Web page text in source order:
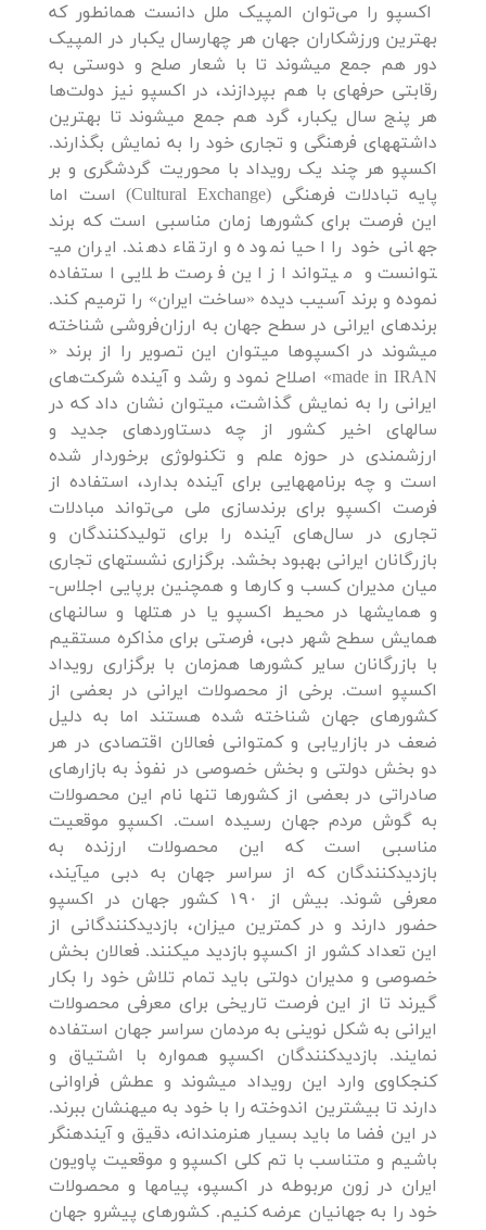
اکسپو را می‌توان المپیک ملل دانست همانطور که
بهترین ورزشکاران جهان هر چهارسال یکبار در المپیک
دور هم جمع می­شوند تا با شعار صلح و دوستی به
رقابتی حرفه­ای با هم بپردازند، در اکسپو نیز دولت‌ها
هر پنج سال یکبار، گرد هم جمع می­شوند تا بهترین
داشته­های فرهنگی و تجاری خود را به نمایش بگذارند.
اکسپو هر چند یک رویداد با محوریت گردشگری و بر
پایه تبادلات فرهنگی (Cultural Exchange) است اما
این فرصت برای کشورها زمان مناسبی است که برند
جهانی خود را احیا نموده و ارتقاء دهند. ایران می­
توانست و می­تواند از این فرصت طلایی استفاده
نموده و برند آسیب دیده «ساخت ایران» را ترمیم کند.
برندهای ایرانی در سطح جهان به ارزان‌فروشی شناخته
می­شوند در اکسپوها می­توان این تصویر را از برند «
made in IRAN» اصلاح نمود و رشد و آینده شرکت‌های
ایرانی را به نمایش گذاشت، می­توان نشان داد که در
سالهای اخیر کشور از چه دستاوردهای جدید و
ارزشمندی در حوزه علم و تکنولوژی برخوردار شده
است و چه برنامه­هایی برای آینده بدارد، استفاده از
فرصت اکسپو برای برندسازی ملی می‌تواند مبادلات
تجاری در سال‌های آینده را برای تولیدکنندگان و
بازرگانان ایرانی بهبود بخشد. برگزاری نشست­های تجاری
میان مدیران کسب و کارها و همچنین برپایی اجلاس­
و همایش­ها در محیط اکسپو یا در هتل­ها و سالن­های
همایش سطح شهر دبی، فرصتی برای مذاکره مستقیم
با بازرگانان سایر کشورها همزمان با برگزاری رویداد
اکسپو است. برخی از محصولات ایرانی در بعضی از
کشورهای جهان شناخته شده هستند اما به دلیل
ضعف در بازاریابی و کم­توانی فعالان اقتصادی در هر
دو بخش دولتی و بخش خصوصی در نفوذ به بازارهای
صادراتی در بعضی از کشورها تنها نام این محصولات
به گوش مردم جهان رسیده است. اکسپو موقعیت
مناسبی است که این محصولات ارزنده به
بازدیدکنندگان که از سراسر جهان به دبی می­آیند،
معرفی شوند. بیش از ۱۹۰ کشور جهان در اکسپو
حضور دارند و در کمترین میزان، بازدیدکنندگانی از
این تعداد کشور از اکسپو بازدید می­کنند. فعالان بخش
خصوصی و مدیران دولتی باید تمام تلاش خود را بکار
گیرند تا از این فرصت تاریخی برای معرفی محصولات
ایرانی به شکل نوینی به مردمان سراسر جهان استفاده
نمایند. بازدیدکنندگان اکسپو همواره با اشتیاق و
کنجکاوی وارد این رویداد می­شوند و عطش فراوانی
دارند تا بیشترین اندوخته را با خود به میهنشان ببرند.
در این فضا ما باید بسیار هنرمندانه، دقیق و آینده­نگر
باشیم و متناسب با تم کلی اکسپو و موقعیت پاویون
ایران در زون مربوطه در اکسپو، پیامها و محصولات
خود را به جهانیان عرضه کنیم. کشورهای پیشرو جهان